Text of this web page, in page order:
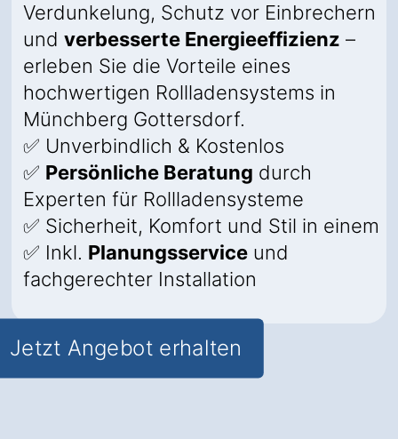
Verdunkelung, Schutz vor Einbrechern
und verbesserte Energieeffizienz –
erleben Sie die Vorteile eines
hochwertigen Rollladensystems in
Münchberg Gottersdorf.
✅ Unverbindlich & Kostenlos
✅ Persönliche Beratung durch
Experten für Rollladensysteme
✅ Sicherheit, Komfort und Stil in einem
✅ Inkl. Planungsservice und
fachgerechter Installation
Jetzt Angebot erhalten